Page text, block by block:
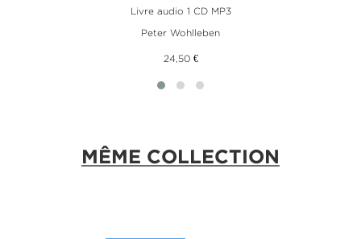
Livre audio 1 CD MP3
Peter Wohlleben
24,50 €
MÊME COLLECTION